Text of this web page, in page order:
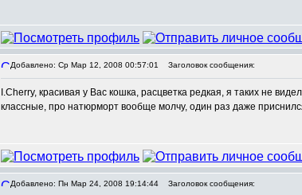
Добавлено: Ср Мар 12, 2008 00:57:01 Заголовок сообщения:
I.Cherry, красивая у Вас кошка, расцветка редкая, я таких не
классные, про натюрморт вообще молчу, один раз даже
Добавлено: Пн Мар 24, 2008 19:14:44 Заголовок сообщения: